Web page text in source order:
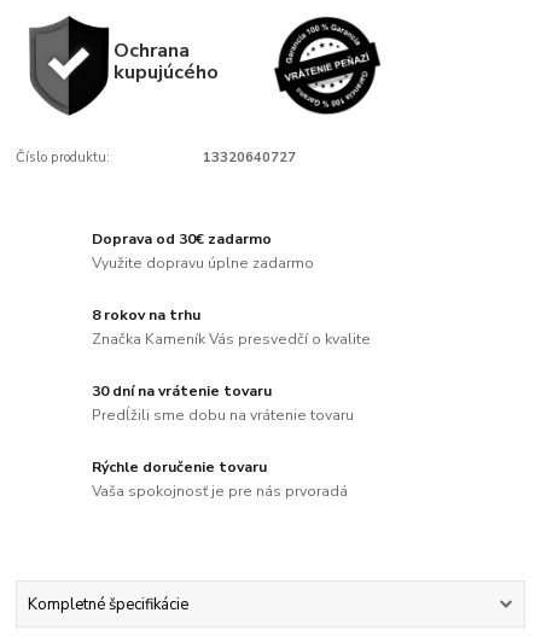
Ochrana
kupujúcého
Číslo produktu: 13320640727
Doprava od 30€ zadarmo
Využite dopravu úplne zadarmo
8 rokov na trhu
Značka Kameník Vás presvedčí o kvalite
30 dní na vrátenie tovaru
Predĺžili sme dobu na vrátenie tovaru
Rýchle doručenie tovaru
Vaša spokojnosť je pre nás prvoradá
Kompletné špecifikácie